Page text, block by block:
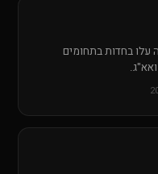
עלו בחדות בתחומים